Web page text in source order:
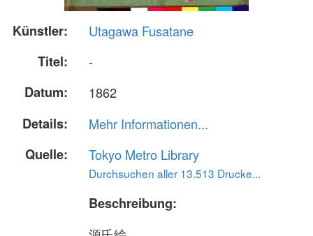
Künstler:
Utagawa Fusatane
Titel:
-
Datum:
1862
Details:
Mehr Informationen...
Quelle:
Tokyo Metro Library
Durchsuchen aller 13.513 Drucke...
Beschreibung: